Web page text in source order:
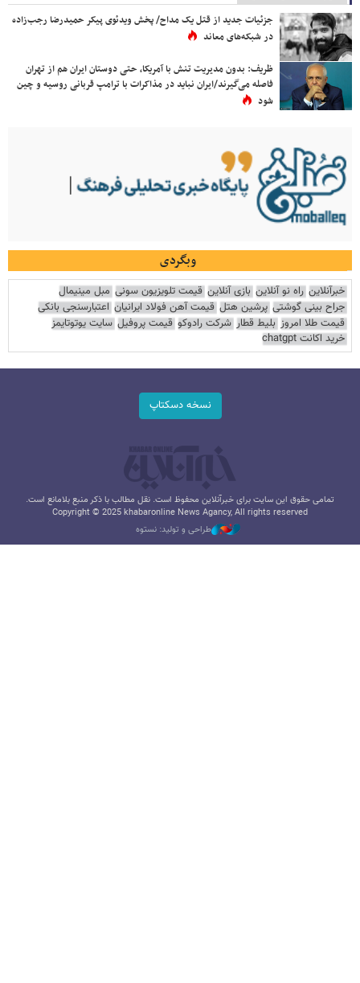
جزئیات جدید از قتل یک مداح/ پخش ویدئوی پیکر حمیدرضا رجب‌زاده
در شبکه‌های معاند
ظریف: بدون مدیریت تنش با آمریکا، حتی دوستان ایران هم از تهران
فاصله می‌گیرند/ایران نباید در مذاکرات با ترامپ قربانی روسیه و چین
شود
وبگردی
خبرآنلاین راه نو آنلاین بازی آنلاین قیمت تلویزیون سونی مبل مینیمال
جراح بینی گوشتی پرشین هتل قیمت آهن فولاد ایرانیان اعتبارسنجی بانکی
قیمت طلا امروز بلیط قطار شرکت رادوکو قیمت پروفیل سایت یوتوتایمز
خرید اکانت chatgpt
نسخه دسکتاپ
تمامی حقوق این سایت برای خبرآنلاین محفوظ است. نقل مطالب با ذکر منبع بلامانع است.
Copyright © 2025 khabaronline News Agancy, All rights reserved
طراحی و تولید: نستوه